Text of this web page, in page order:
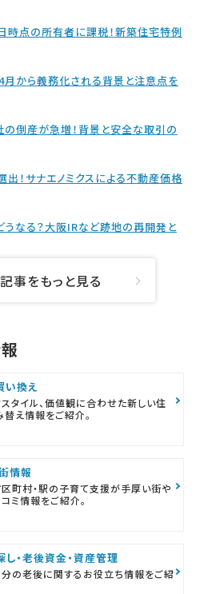
点の所有者に課税！新築住宅特例
から義務化される背景と注意点を
の倒産が急増！背景と安全な取引の
！サナエノミクスによる不動産価格
なる？大阪IRなど跡地の再開発と
事をもっと見る
い換え
タイル、価値観に合わせた新しい住
え情報をご紹介。
情報
区町村・駅の子育て支援が手厚い街や
ミ情報をご紹介。
し・老後資金・資産管理
分の老後に関するお役立ち情報をご紹